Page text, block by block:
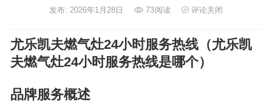
发布: 2026年1月28日 73阅读 评论关闭
尤乐凯夫燃气灶24小时服务热线（尤乐凯
夫燃气灶24小时服务热线是哪个）
品牌服务概述